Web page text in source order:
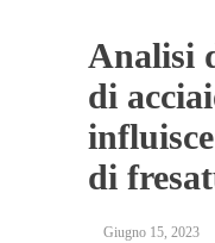
Analisi
di
di
Giugno 15, 2023